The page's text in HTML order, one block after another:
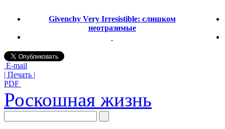
Givenchy Very Irresistible: слишком
неотразимые
E-mail
| Печать |
PDF
Роскошная жизнь